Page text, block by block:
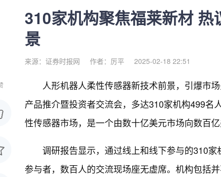
310家机构聚焦福莱新材
景
来源：证券时报网 作者：厉平 2025-02-18 22:51
人形机器人柔性传感器新技术前景，引爆市
产品推介暨投资者交流会，多达310家机构499
性传感器市场，是一个由数十亿美元市场向数百
调研报告显示，通过线上和线下参与的310
参与者，数百人的交流现场座无虚席。机构包括